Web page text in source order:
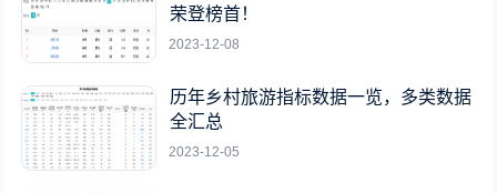
荣登榜首！
2023-12-08
历年乡村旅游指标数据一览，多类数据
全汇总
2023-12-05